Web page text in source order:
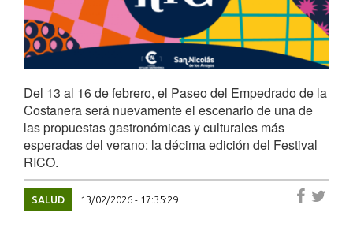
Del 13 al 16 de febrero, el Paseo del Empedrado de la
Costanera será nuevamente el escenario de una de
las propuestas gastronómicas y culturales más
esperadas del verano: la décima edición del Festival
RICO.
SALUD 13/02/2026 - 17:35:29